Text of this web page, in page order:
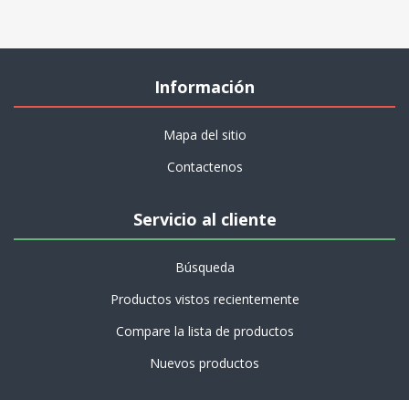
Información
Mapa del sitio
Contactenos
Servicio al cliente
Búsqueda
Productos vistos recientemente
Compare la lista de productos
Nuevos productos